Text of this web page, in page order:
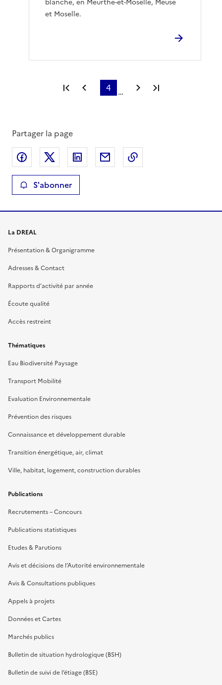
et Moselle.
Première page
Page précédente
4 … Page suivante
Partager la page
Partager sur Facebook
Partager sur XPartager sur LinkedIn
Partager par email
S'abonner
La DREAL
Présentation & Organigramme
Adresses & Contact
Rapports d’activité par année
Écoute qualité
Accès restreint
Thématiques
Eau Biodiversité Paysage
Transport Mobilité
Evaluation Environnementale
Prévention des risques
Connaissance et développement durable
Transition énergétique, air, climat
Ville, habitat, logement, construction durables
Publications
Recrutements – Concours
Publications statistiques
Etudes & Parutions
Avis et décisions de l’Autorité environnementale
Avis & Consultations publiques
Appels à projets
Données et Cartes
Marchés publics
Bulletin de situation hydrologique (BSH)
Bulletin de suivi de l’étiage (BSE)